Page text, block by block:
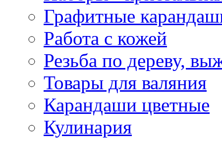
Графитные
Работа с кожей
Резьба по дереву,
Товары для валяния
Карандаши цветные
Кулинария